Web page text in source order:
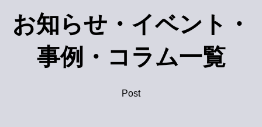
お知らせ・イベント・
事例・コラム一覧
Post